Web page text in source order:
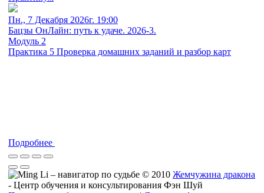
Пн., 7 Декабря 2026г. 19:00
Бацзы ОнЛайн: путь к удаче. 2026-3.
Модуль 2
Практика 5 Проверка домашних заданий и разбор карт
Подробнее
© 2010 Жемчужина дракона
- Центр обучения и консультирования Фэн Шуй